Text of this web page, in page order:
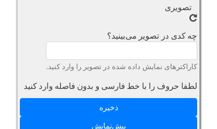
چه کدی در تصویر می‌بینید؟
کاراکترهای نمایش داده شده در تصویر را وارد کنید.
لطفا حروف را با خط فارسی و بدون فاصله وارد کنید